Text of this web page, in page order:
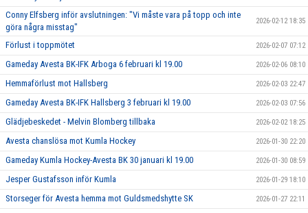
Conny Elfsberg inför avslutningen: "Vi måste vara på topp och inte
göra några misstag"
2026-02-12 18:35
Förlust i toppmötet 2026-02-07 07:12
Gameday Avesta BK-IFK Arboga 6 februari kl 19.00 2026-02-06 08:10
Hemmaförlust mot Hallsberg 2026-02-03 22:47
Gameday Avesta BK-IFK Hallsberg 3 februari kl 19.00 2026-02-03 07:56
Glädjebeskedet - Melvin Blomberg tillbaka 2026-02-02 18:25
Avesta chanslösa mot Kumla Hockey 2026-01-30 22:20
Gameday Kumla Hockey-Avesta BK 30 januari kl 19.00 2026-01-30 08:59
Jesper Gustafsson inför Kumla 2026-01-29 18:10
Storseger för Avesta hemma mot Guldsmedshytte SK 2026-01-27 22:11